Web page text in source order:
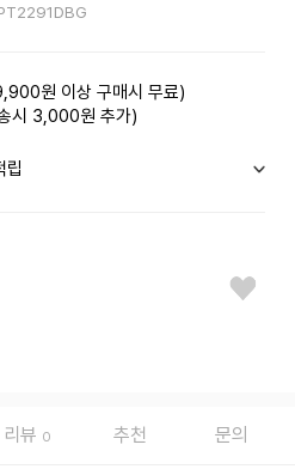
원 이상 구매시 무료)
시 3,000원 추가)
립
리뷰 0 추천 문의